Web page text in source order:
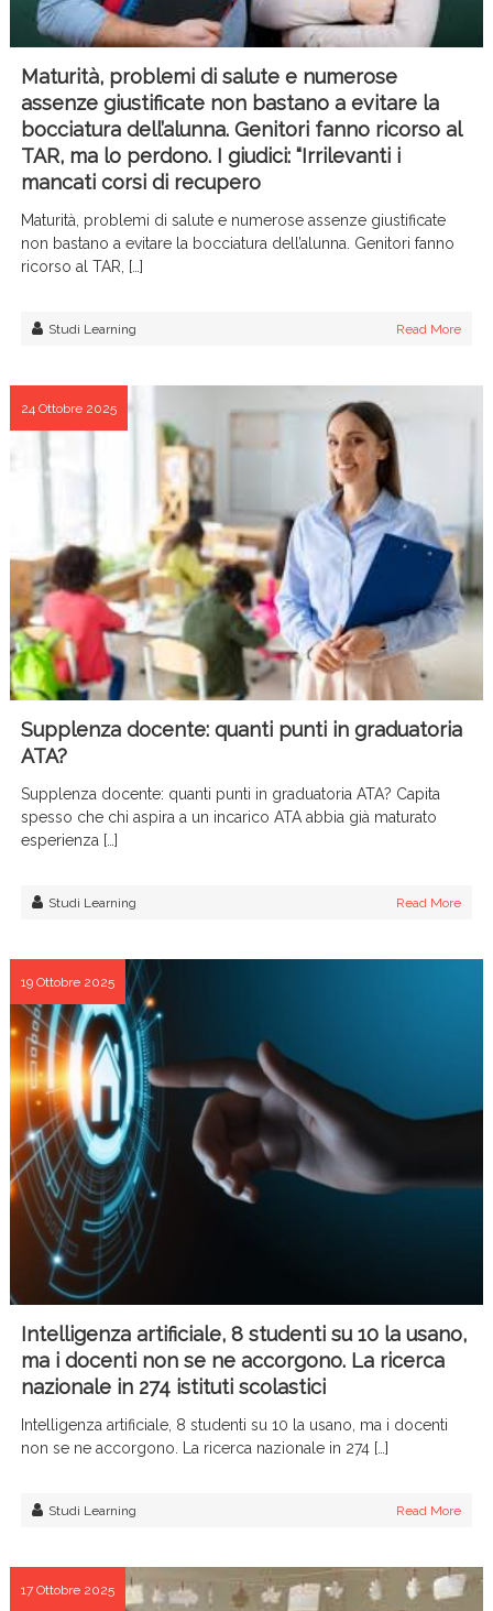
Maturità, problemi di salute e numerose
assenze giustificate non bastano a evitare la
bocciatura dell’alunna. Genitori fanno ricorso al
TAR, ma lo perdono. I giudici: “Irrilevanti i
mancati corsi di recupero
Maturità, problemi di salute e numerose assenze giustificate
non bastano a evitare la bocciatura dell’alunna. Genitori fanno
ricorso al TAR, […]
Studi Learning Read More
24 Ottobre 2025
Supplenza docente: quanti punti in graduatoria
ATA?
Supplenza docente: quanti punti in graduatoria ATA? Capita
spesso che chi aspira a un incarico ATA abbia già maturato
esperienza […]
Studi Learning Read More
19 Ottobre 2025
Intelligenza artificiale, 8 studenti su 10 la usano,
ma i docenti non se ne accorgono. La ricerca
nazionale in 274 istituti scolastici
Intelligenza artificiale, 8 studenti su 10 la usano, ma i docenti
non se ne accorgono. La ricerca nazionale in 274 […]
Studi Learning Read More
17 Ottobre 2025